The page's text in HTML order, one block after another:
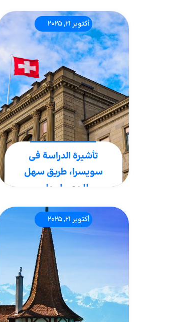
_ تحديث 2025
إذا كنت تعمل عن بُعد
وتعتزم الحصول على إقامة
في بلد أوروبي، فإن البرتغال
توفر لك هذه الفرصة. تأشيرة
البرتغال للرحل الرقميين تم
تقديمها في عام 2022..
أكتوبر 21, 2025
تأشيرة الدراسة في
سويسرا، طريق سهل
للحصول على
الجنسية السويسرية
تأشيرة الدراسة في سويسرا
هي واحدة من أسهل الطرق
لتجربة الحياة في هذا البلد
الرائع. هذه التأشيرة مخصصة
للطلاب الذين تم قبولهم في
إحدى الجامعات السويسرية.
للحصول..
أكتوبر 21, 2025